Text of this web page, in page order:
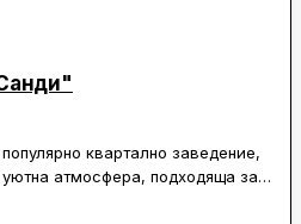
квартално заведение,
атмосфера, подходяща за